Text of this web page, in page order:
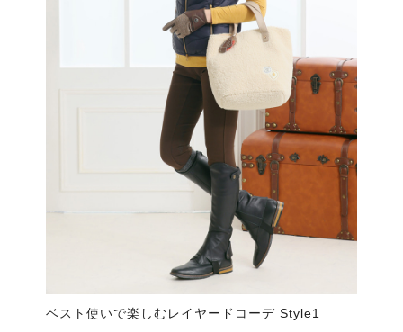
ベスト使いで楽しむレイヤードコーデ Style1